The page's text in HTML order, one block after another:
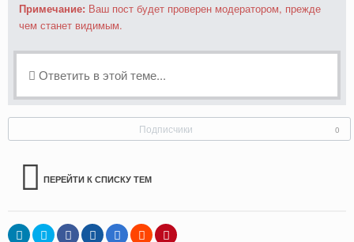
Примечание: Ваш пост будет проверен модератором, прежде
чем станет видимым.
Ответить в этой теме...
Подписчики 0
ПЕРЕЙТИ К СПИСКУ ТЕМ